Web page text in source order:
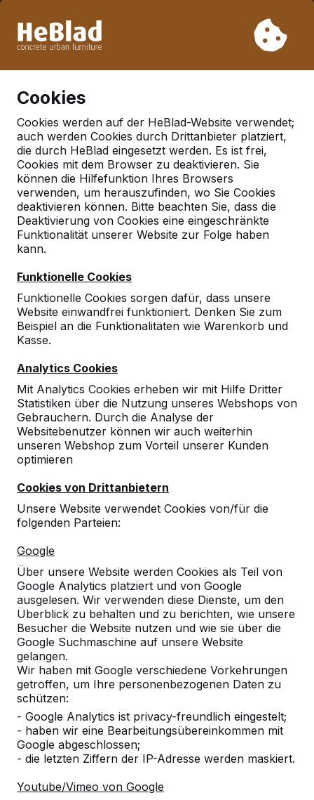
Woche 33 nicht. Bitte berücksichtigen Sie daher längere
Cookies
Cookies werden auf der HeBlad-Website verwendet;
auch werden Cookies durch Drittanbieter platziert,
die durch HeBlad eingesetzt werden. Es ist frei,
Cookies mit dem Browser zu deaktivieren. Sie
können die Hilfefunktion Ihres Browsers
verwenden, um herauszufinden, wo Sie Cookies
deaktivieren können. Bitte beachten Sie, dass die
Deaktivierung von Cookies eine eingeschränkte
Funktionalität unserer Website zur Folge haben
kann.
Funktionelle Cookies
Funktionelle Cookies sorgen dafür, dass unsere
Website einwandfrei funktioniert. Denken Sie zum
Beispiel an die Funktionalitäten wie Warenkorb und
Kasse.
Analytics Cookies
Mit Analytics Cookies erheben wir mit Hilfe Dritter
Statistiken über die Nutzung unseres Webshops von
Gebrauchern. Durch die Analyse der
Websitebenutzer können wir auch weiterhin
unseren Webshop zum Vorteil unserer Kunden
optimieren
Cookies von Drittanbietern
Unsere Website verwendet Cookies von/für die
folgenden Parteien:
Google
Über unsere Website werden Cookies als Teil von
Google Analytics platziert und von Google
ausgelesen. Wir verwenden diese Dienste, um den
Überblick zu behalten und zu berichten, wie unsere
Besucher die Website nutzen und wie sie über die
Google Suchmaschine auf unsere Website
gelangen.
Wir haben mit Google verschiedene Vorkehrungen
getroffen, um Ihre personenbezogenen Daten zu
schützen:
- Google Analytics ist privacy-freundlich eingestelt;
- haben wir eine Bearbeitungsübereinkommen mit
Google abgeschlossen;
- die letzten Ziffern der IP-Adresse werden maskiert.
Youtube/Vimeo von Google
Deutschland
Referenties in:
Fredersdorf vogelsdorf
Geen reviews gevonden voor deze
Referenzen
Unsere Produkte finden Sie in ganz Europa
und darüber hinaus. Sehen Sie hier, wo Sie
ein HeBlad-Produkt in Ihrer Nähe finden.
Produkt
Alles anzeigen
Kategorie
Alles anzeigen
Ort oder Postleitzahl suchen